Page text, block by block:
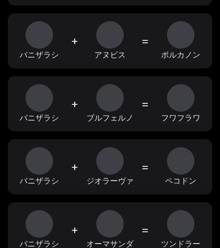
バニザラシ
+
アヌビス
=
ボルカノン
バニザラシ
+
ブルフェルノ
=
フワフラワ
バニザラシ
+
ジオラーヴァ
=
ペコドン
バニザラシ
+
オーマサンダ
=
ツンドラー